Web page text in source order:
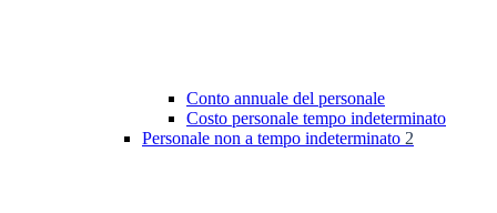
Conto annuale del personale
Costo personale tempo indeterminato
Personale non a tempo indeterminato 2